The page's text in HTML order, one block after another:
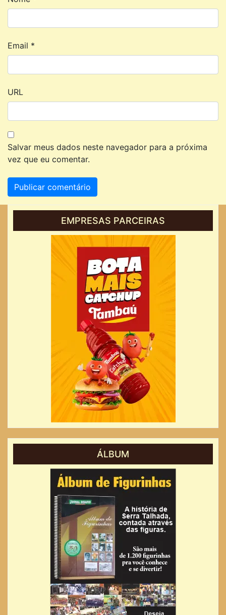
Email *
URL
Salvar meus dados neste navegador para a próxima
vez que eu comentar.
EMPRESAS PARCEIRAS
ÁLBUM